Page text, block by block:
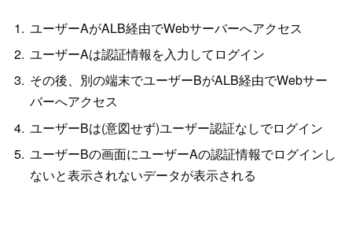
ユーザーAがALB経由でWebサーバーへアクセス
ユーザーAは認証情報を入力してログイン
その後、別の端末でユーザーBがALB経由でWebサー
バーへアクセス
ユーザーBは(意図せず)ユーザー認証なしでログイン
ユーザーBの画面にユーザーAの認証情報でログインし
ないと表示されないデータが表示される